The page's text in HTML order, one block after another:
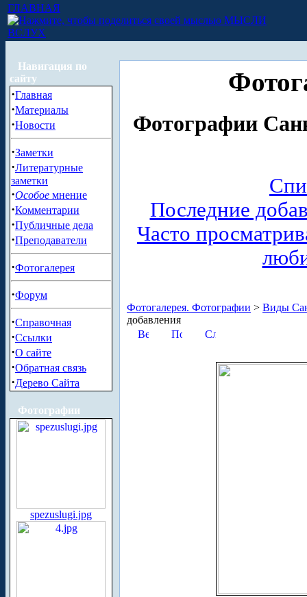
ГЛАВНАЯ
МЫСЛИ
ВСЛУХ
Навигация по
сайту
·Главная
·Материалы
·Новости
·Заметки
·Литературные
заметки
·Особое мнение
·Комментарии
·Публичные дела
·Преподаватели
·Фотогалерея
·Форум
·Справочная
·Ссылки
·О сайте
·Обратная связь
·Дерево Сайта
Фотографии
spezuslugi.jpg
Фотографии
Последние
Часто
Фотогалерея. Фотографии > Виды
добавления